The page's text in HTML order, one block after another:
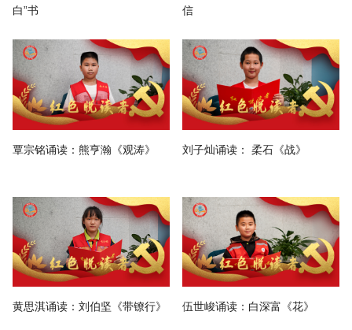
白”书
信
覃宗铭诵读：熊亨瀚《观涛》 刘子灿诵读： 柔石《战》
黄思淇诵读：刘伯坚《带镣行》 伍世峻诵读：白深富《花》